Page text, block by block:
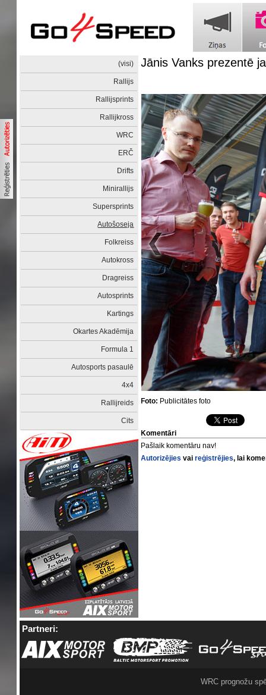
(visi)
Rallijs
Rallijsprints
Rallijkross
WRC
ERČ
Drifts
Minirallijs
Supersprints
Autošoseja
Folkreiss
Autokross
Dragreiss
Autosprints
Kartings
Okartes Akadēmija
Formula 1
Autosports pasaulē
4x4
Rallijreids
Cits
Jānis Vanks prezentē
Foto: Publicitātes foto
Komentāri
Pašlaik komentāru nav!
Autorizējies vaireģistrējies, lai
Partneri:
WRC prognožu